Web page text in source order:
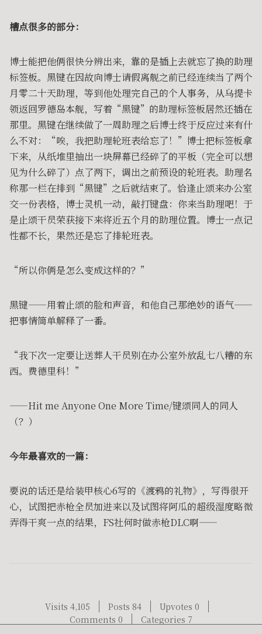
槽点很多的部分：
博士能把他俩很快分辨出来，靠的是插上去就忘了换的助理
标签板。黑键在因故向博士请假离舰之前已经连续当了两个
月零二十天助理，等到他处理完自己的个人事务，从乌提卡
领返回罗德岛本舰，写着“黑键”的助理标签板居然还插在
那里。黑键在继续做了一周助理之后博士终于反应过来有什
么不对：“唉，我把助理轮班表给忘了！”博士把标签板拿
下来，从纸堆里抽出一块屏幕已经碎了的平板（完全可以想
见为什么碎了）点了两下，调出之前预设的轮班表。助理名
称那一栏在排到“黑键”之后就结束了。恰逢止颂来办公室
交一份表格，博士灵机一动，敲打键盘：你来当助理吧！于
是止颂干员荣获接下来将近五个月的助理位置。博士一点记
性都不长，果然还是忘了排轮班表。
“所以你俩是怎么变成这样的？”
黑键——用着止颂的脸和声音，和他自己那绝妙的语气——
把事情简单解释了一番。
“我下次一定要让送葬人干员别在办公室外放乱七八糟的东
西。费德里科！”
——Hit me Anyone One More Time/键颂同人的同人
（？）
今年最喜欢的一篇：
要说的话还是给装甲核心6写的《渡鸦的礼物》，写得很开
心，试图把赤枪全员加进来以及试图将阿瓜的超级湿度略微
弄得干爽一点的结果，FS社何时做赤枪DLC啊——
Visits 4,105 Posts 84
Upvotes 0
Comments 0
Categories 7